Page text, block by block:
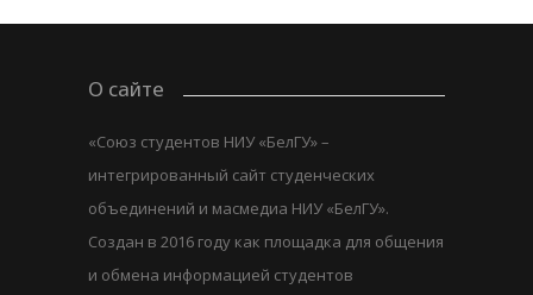
О сайте
«Союз студентов НИУ «БелГУ» –
интегрированный сайт студенческих
объединений и масмедиа НИУ «БелГУ».
Создан в 2016 году как площадка для общения
и обмена информацией студентов